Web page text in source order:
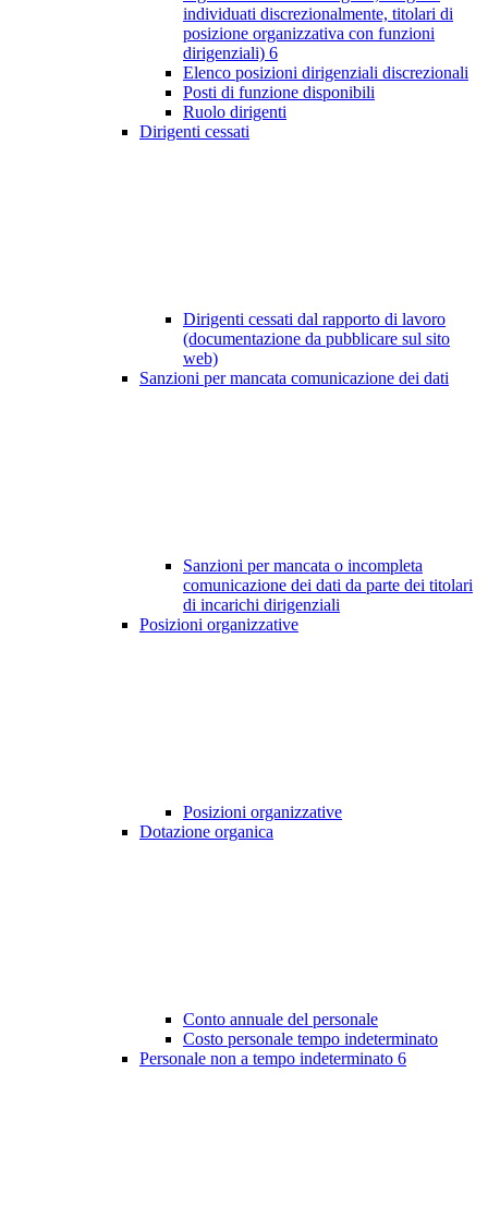
individuati discrezionalmente, titolari di
posizione organizzativa con funzioni
dirigenziali) 6
Elenco posizioni dirigenziali discrezionali
Posti di funzione disponibili
Ruolo dirigenti
Dirigenti cessati
Dirigenti cessati dal rapporto di lavoro
(documentazione da pubblicare sul sito
web)
Sanzioni per mancata comunicazione dei dati
Sanzioni per mancata o incompleta
comunicazione dei dati da parte dei titolari
di incarichi dirigenziali
Posizioni organizzative
Posizioni organizzative
Dotazione organica
Conto annuale del personale
Costo personale tempo indeterminato
Personale non a tempo indeterminato 6